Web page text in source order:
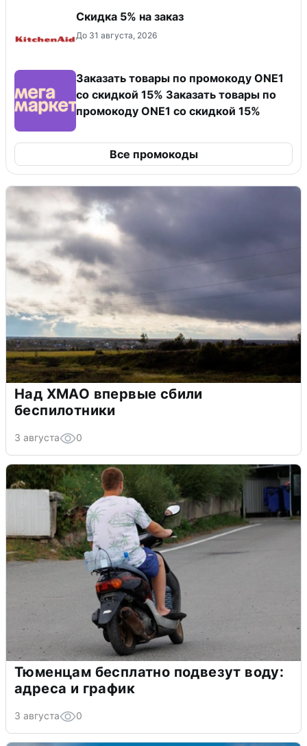
Скидка 5% на заказ
До 31 августа, 2026
Заказать товары по промокоду ONE1
со скидкой 15% Заказать товары по
промокоду ONE1 со скидкой 15%
Все промокоды
Над ХМАО впервые сбили
беспилотники
3 августа 0
Тюменцам бесплатно подвезут воду:
адреса и график
3 августа 0